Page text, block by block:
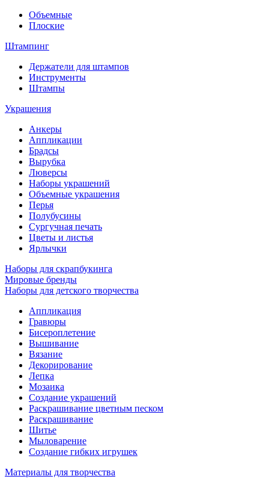
Объемные
Плоские
Штампинг
Держатели для штампов
Инструменты
Штампы
Украшения
Анкеры
Аппликации
Брадсы
Вырубка
Люверсы
Наборы украшений
Объемные украшения
Перья
Полубусины
Сургучная печать
Цветы и листья
Ярлычки
Наборы для скрапбукинга
Мировые бренды
Наборы для детского творчества
Аппликация
Гравюры
Бисероплетение
Вышивание
Вязание
Декорирование
Лепка
Мозаика
Создание украшений
Раскрашивание цветным песком
Раскрашивание
Шитье
Мыловарение
Создание гибких игрушек
Материалы для творчества